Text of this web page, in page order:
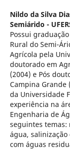
Nildo da Silva
Semiárido -
Possui
Rural do Semi-
Agrícola pela
doutorado em
(2004) e Pós
Campina Grande
da Universidade
experiência na
Engenharia de
seguintes temas:
água,
com águas